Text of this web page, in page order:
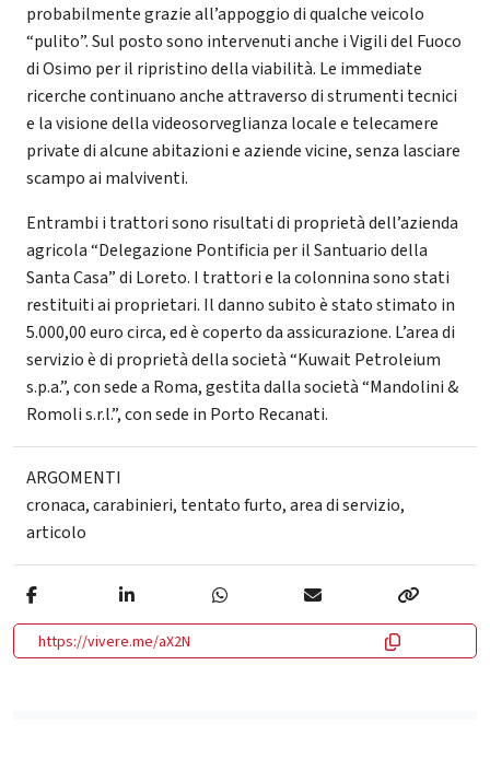
probabilmente grazie all’appoggio di qualche veicolo
“pulito”. Sul posto sono intervenuti anche i Vigili del Fuoco
di Osimo per il ripristino della viabilità. Le immediate
ricerche continuano anche attraverso di strumenti tecnici
e la visione della videosorveglianza locale e telecamere
private di alcune abitazioni e aziende vicine, senza lasciare
scampo ai malviventi.
Entrambi i trattori sono risultati di proprietà dell’azienda
agricola “Delegazione Pontificia per il Santuario della
Santa Casa” di Loreto. I trattori e la colonnina sono stati
restituiti ai proprietari. Il danno subito è stato stimato in
5.000,00 euro circa, ed è coperto da assicurazione. L’area di
servizio è di proprietà della società “Kuwait Petroleium
s.p.a.”, con sede a Roma, gestita dalla società “Mandolini &
Romoli s.r.l.”, con sede in Porto Recanati.
ARGOMENTI
cronaca,carabinieri, tentato furto,area di servizio,
articolo
https://vivere.me/aX2N